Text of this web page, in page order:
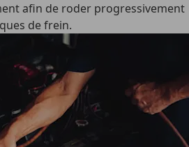
afin de roder progressivement
de frein.